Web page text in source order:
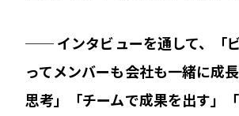
── インタビューを通して、「
ってメンバーも会社も一緒に成
思考」「チームで成果を出す」